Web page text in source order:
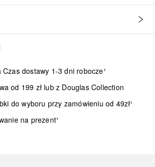
dostawy 1-3 dni robocze¹
od 199 zł lub z Douglas Collection
do wyboru przy zamówieniu od 49zł¹
na prezent¹